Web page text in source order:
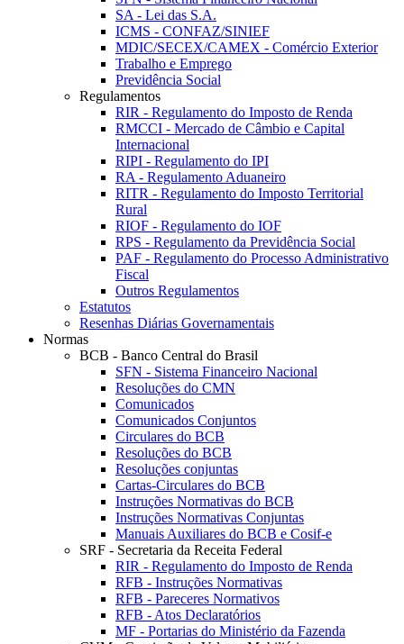
SA - Lei das S.A.
ICMS - CONFAZ/SINIEF
MDIC/SECEX/CAMEX - Comércio Exterior
Trabalho e Emprego
Previdência Social
Regulamentos
RIR - Regulamento do Imposto de Renda
RMCCI - Mercado de Câmbio e Capital
Internacional
RIPI - Regulamento do IPI
RA - Regulamento Aduaneiro
RITR - Regulamento do Imposto Territorial
Rural
RIOF - Regulamento do IOF
RPS - Regulamento da Previdência Social
PAF - Regulamento do Processo Administrativo
Fiscal
Outros Regulamentos
Estatutos
Resenhas Diárias Governamentais
Normas
BCB - Banco Central do Brasil
SFN - Sistema Financeiro Nacional
Resoluções do CMN
Comunicados
Comunicados Conjuntos
Circulares do BCB
Resoluções do BCB
Resoluções conjuntas
Cartas-Circulares do BCB
Instruções Normativas do BCB
Instruções Normativas Conjuntas
Manuais Auxiliares do BCB e Cosif-e
SRF - Secretaria da Receita Federal
RIR - Regulamento do Imposto de Renda
RFB - Instruções Normativas
RFB - Pareceres Normativos
RFB - Atos Declaratórios
MF - Portarias do Ministério da Fazenda